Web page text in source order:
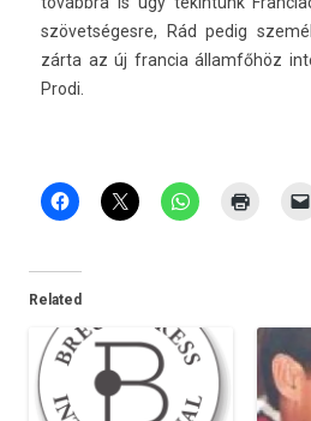
szövetségesre, Rád pedig
zárta az új fran­cia államfőhöz
Prodi.
Related